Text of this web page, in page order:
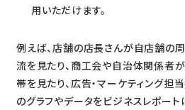
用いただけます。
例えば、店舗の店長さんが自店舗の
流を見たり、商工会や自治体関係者
帯を見たり、広告・マーケティング
のグラフやデータをビジネスレポー